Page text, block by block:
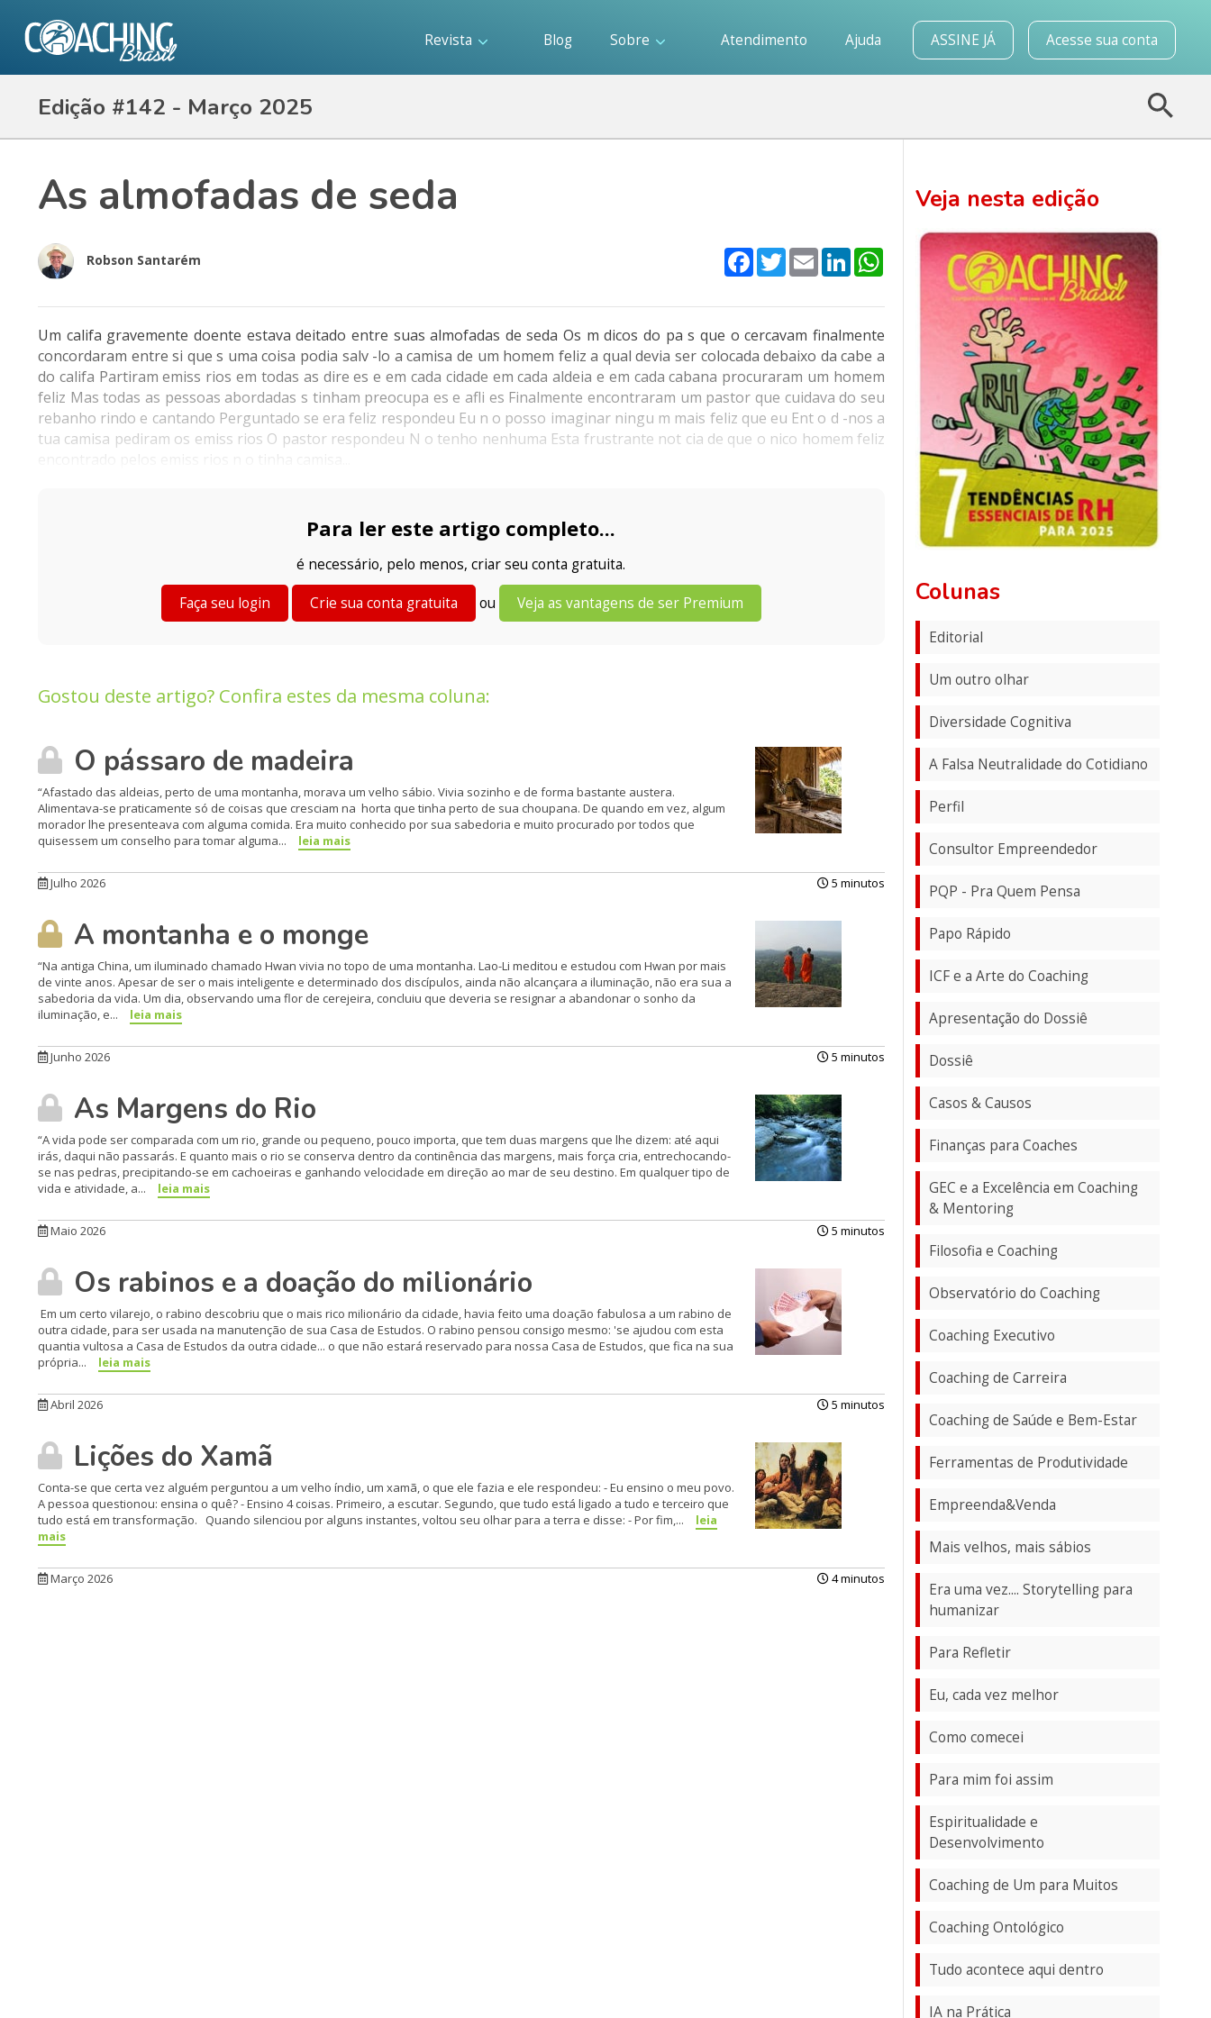
Revista Blog Sobre Atendimento Ajuda ASSINE JÁ Acesse sua conta
Edição #142 - Março 2025
As almofadas de seda
Robson Santarém Facebook
TwitterEmailLinkedInWhatsApp
Um califa gravemente doente estava deitado entre suas almofadas de seda Os m dicos do pa s que o cercavam finalmente
concordaram entre si que s uma coisa podia salv -lo a camisa de um homem feliz a qual devia ser colocada debaixo da cabe a
do califa Partiram emiss rios em todas as dire es e em cada cidade em cada aldeia e em cada cabana procuraram um homem
feliz Mas todas as pessoas abordadas s tinham preocupa es e afli es Finalmente encontraram um pastor que cuidava do seu
rebanho rindo e cantando Perguntado se era feliz respondeu Eu n o posso imaginar ningu m mais feliz que eu Ent o d -nos a
tua camisa pediram os emiss rios O pastor respondeu N o tenho nenhuma Esta frustrante not cia de que o nico homem feliz
Para ler este artigo completo...
é necessário, pelo menos, criar seu conta gratuita.
Faça seu login Crie sua conta gratuita ou Veja as vantagens de ser Premium
Gostou deste artigo? Confira estes da mesma coluna:
O pássaro de madeira
“Afastado das aldeias, perto de uma montanha, morava um velho sábio. Vivia sozinho e de forma bastante austera.
Alimentava-se praticamente só de coisas que cresciam na horta que tinha perto de sua choupana. De quando em vez, algum
morador lhe presenteava com alguma comida. Era muito conhecido por sua sabedoria e muito procurado por todos que
quisessem um conselho para tomar alguma...
leia mais
Julho 2026 5 minutos
A montanha e o monge
“Na antiga China, um iluminado chamado Hwan vivia no topo de uma montanha. Lao-Li meditou e estudou com Hwan por mais
de vinte anos. Apesar de ser o mais inteligente e determinado dos discípulos, ainda não alcançara a iluminação, não era sua a
sabedoria da vida. Um dia, observando uma flor de cerejeira, concluiu que deveria se resignar a abandonar o sonho da
iluminação, e...
leia mais
Junho 2026 5 minutos
As Margens do Rio
“A vida pode ser comparada com um rio, grande ou pequeno, pouco importa, que tem duas margens que lhe dizem: até aqui
irás, daqui não passarás. E quanto mais o rio se conserva dentro da continência das margens, mais força cria, entrechocando-
se nas pedras, precipitando-se em cachoeiras e ganhando velocidade em direção ao mar de seu destino. Em qualquer tipo de
vida e atividade, a...
leia mais
Maio 2026 5 minutos
Os rabinos e a doação do milionário
Em um certo vilarejo, o rabino descobriu que o mais rico milionário da cidade, havia feito uma doação fabulosa a um rabino de
outra cidade, para ser usada na manutenção de sua Casa de Estudos. O rabino pensou consigo mesmo: 'se ajudou com esta
quantia vultosa a Casa de Estudos da outra cidade... o que não estará reservado para nossa Casa de Estudos, que fica na sua
própria...
leia mais
Abril 2026 5 minutos
Lições do Xamã
Conta-se que certa vez alguém perguntou a um velho índio, um xamã, o que ele fazia e ele respondeu: - Eu ensino o meu povo.
A pessoa questionou: ensina o quê? - Ensino 4 coisas. Primeiro, a escutar. Segundo, que tudo está ligado a tudo e terceiro que
tudo está em transformação. Quando silenciou por alguns instantes, voltou seu olhar para a terra e disse: - Por fim,...
leia
mais
Março 2026 4 minutos
Veja nesta edição
Colunas
Editorial
Um outro olhar
Diversidade Cognitiva
A Falsa Neutralidade do Cotidiano
Perfil
Consultor Empreendedor
PQP - Pra Quem Pensa
Papo Rápido
ICF e a Arte do Coaching
Apresentação do Dossiê
Dossiê
Casos & Causos
Finanças para Coaches
GEC e a Excelência em Coaching
& Mentoring
Filosofia e Coaching
Observatório do Coaching
Coaching Executivo
Coaching de Carreira
Coaching de Saúde e Bem-Estar
Ferramentas de Produtividade
Empreenda&Venda
Mais velhos, mais sábios
Era uma vez.... Storytelling para
humanizar
Para Refletir
Eu, cada vez melhor
Como comecei
Para mim foi assim
Espiritualidade e
Desenvolvimento
Coaching de Um para Muitos
Coaching Ontológico
Tudo acontece aqui dentro
IA na Prática